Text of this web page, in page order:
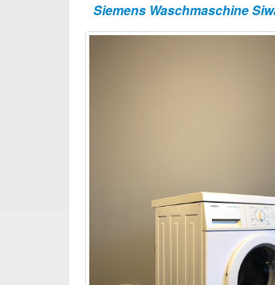
Siemens Waschmaschine